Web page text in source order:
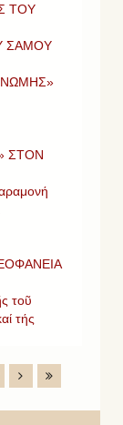
ΤΟΥ
ΣΑΜΟΥ
ΣΤΟΝ
τοῦ
τής